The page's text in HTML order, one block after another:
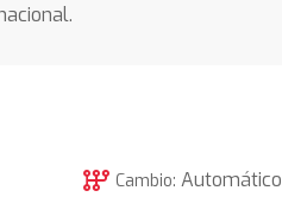
auto_transmission Cambio:Automático